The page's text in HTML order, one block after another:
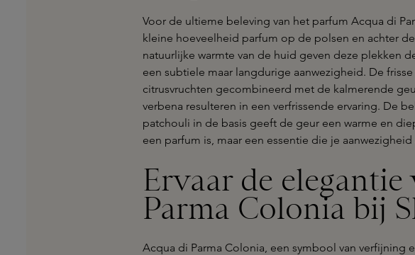
Voor de ultieme beleving van het parfum Acqua di
kleine hoeveelheid parfum op de polsen en achter
natuurlijke warmte van de huid geven deze plekken
een subtiele maar langdurige aanwezigheid. De frisse
citrusvruchten gecombineerd met de kalmerende
verbena resulteren in een verfrissende ervaring. De
patchouli in de basis geeft de geur een warme en
een parfum is, maar een essentie die je
Ervaar de elegantie
Parma Colonia bij
Acqua di Parma Colonia, een symbool van verfijning